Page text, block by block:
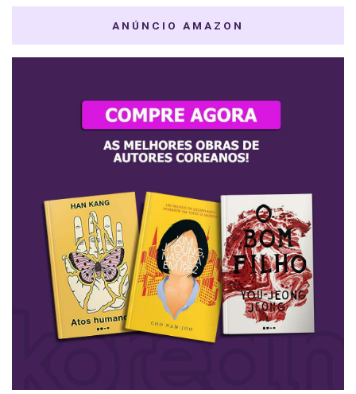
ANÚNCIO AMAZON